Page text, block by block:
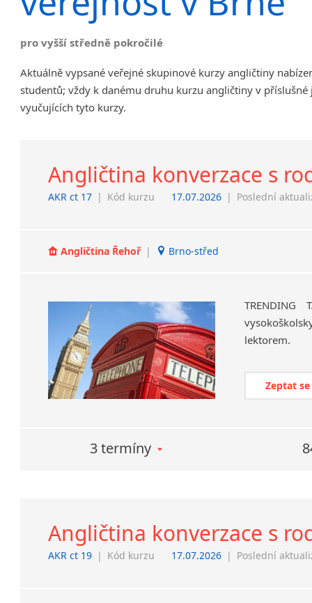
Chrudim
Hodonín
Klatovy
Kolín
Most
Vysoká nad Labem
pro vyšší středně pokročilé
Aktuálně vypsané veřejné skupinové kurzy angličtiny
studentů; vždy k danému druhu kurzu angličtiny v
vyučujících tyto kurzy.
Angličtina konverzace s
AKR ct 17 | Kód kurzu 17.07.2026 | Poslední
Angličtina Řehoř | Brno-střed
TRENDING
lektorem.
Zeptat
3 termíny
Angličtina konverzace s
AKR ct 19 | Kód kurzu 17.07.2026 | Poslední